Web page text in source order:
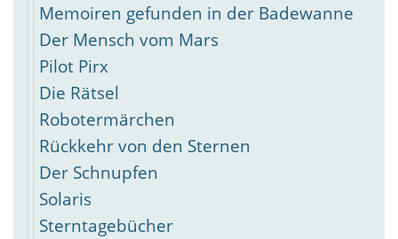
Memoiren gefunden in der Badewanne
Der Mensch vom Mars
Pilot Pirx
Die Rätsel
Robotermärchen
Rückkehr von den Sternen
Der Schnupfen
Solaris
Sterntagebücher